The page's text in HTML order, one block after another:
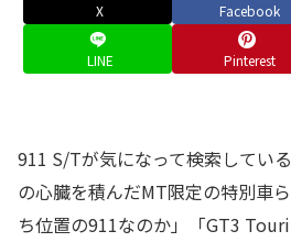
X Facebook
LINE Pinterest
911 S/Tが気になって検索してい
の心臓を積んだMT限定の特別車
ち位置の911なのか」「GT3